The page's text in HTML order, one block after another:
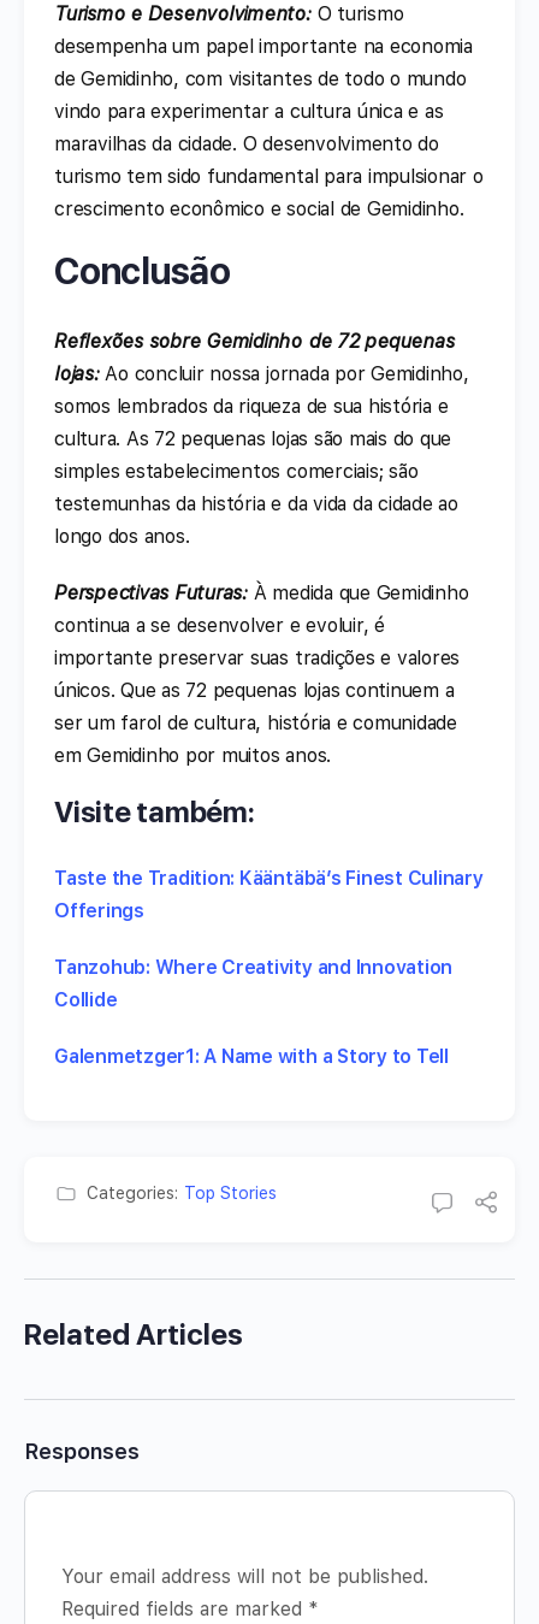
Turismo e Desenvolvimento:O turismo
desempenha um papel importante na economia
de Gemidinho, com visitantes de todo o mundo
vindo para experimentar a cultura única e as
maravilhas da cidade. O desenvolvimento do
turismo tem sido fundamental para impulsionar o
crescimento econômico e social de Gemidinho.
Conclusão
Reflexões sobre Gemidinho de 72 pequenas
lojas:Ao concluir nossa jornada por Gemidinho,
somos lembrados da riqueza de sua história e
cultura. As 72 pequenas lojas são mais do que
simples estabelecimentos comerciais; são
testemunhas da história e da vida da cidade ao
longo dos anos.
Perspectivas Futuras:À medida que Gemidinho
continua a se desenvolver e evoluir, é
importante preservar suas tradições e valores
únicos. Que as 72 pequenas lojas continuem a
ser um farol de cultura, história e comunidade
em Gemidinho por muitos anos.
Visite também:
Taste the Tradition: Kääntäbä’s Finest Culinary
Offerings
Tanzohub: Where Creativity and Innovation
Collide
Galenmetzger1: A Name with a Story to Tell
Categories: Top Stories
Related Articles
Responses
Your email address will not be published.
Required fields are marked *